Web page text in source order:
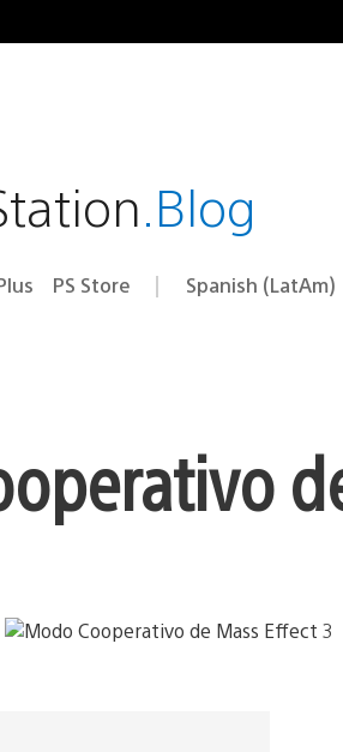
.Blog
PS Store Elige
Región
Spanish (LatAm)